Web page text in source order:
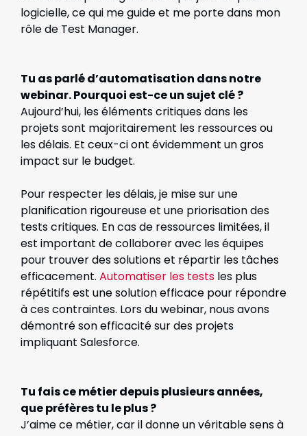
logicielle, ce qui me guide et me porte dans mon
rôle de Test Manager.
Tu as parlé d’automatisation dans notre
webinar. Pourquoi est-ce un sujet clé ?
Aujourd’hui, les éléments critiques dans les
projets sont majoritairement les ressources ou
les délais. Et ceux-ci ont évidemment un gros
impact sur le budget.
Pour respecter les délais, je mise sur une
planification rigoureuse et une priorisation des
tests critiques. En cas de ressources limitées, il
est important de collaborer avec les équipes
pour trouver des solutions et répartir les tâches
efficacement. Automatiser les tests les plus
répétitifs est une solution efficace pour répondre
à ces contraintes. Lors du webinar, nous avons
démontré son efficacité sur des projets
impliquant Salesforce.
Tu fais ce métier depuis plusieurs années,
que préfères tu le plus ?
J’aime ce métier, car il donne un véritable sens à